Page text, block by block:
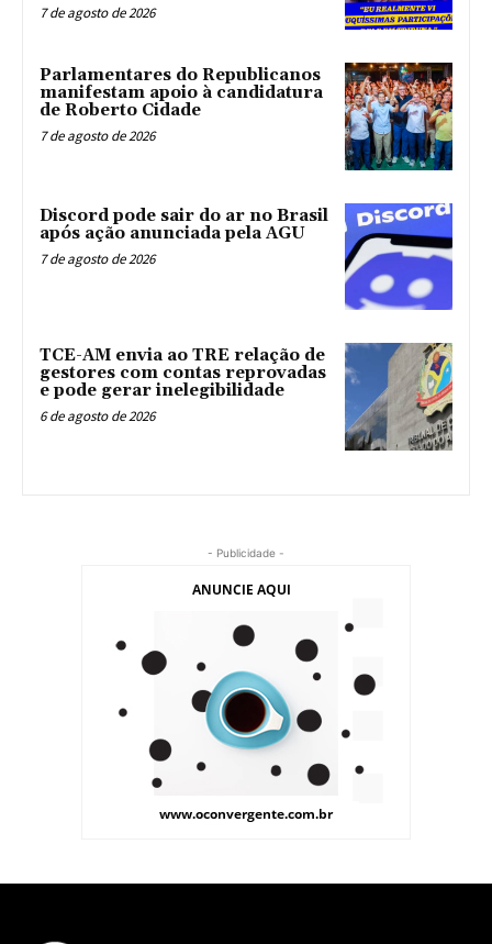
7 de agosto de 2026
Parlamentares do Republicanos
manifestam apoio à candidatura
de Roberto Cidade
7 de agosto de 2026
Discord pode sair do ar no Brasil
após ação anunciada pela AGU
7 de agosto de 2026
TCE-AM envia ao TRE relação de
gestores com contas reprovadas
e pode gerar inelegibilidade
6 de agosto de 2026
- Publicidade -